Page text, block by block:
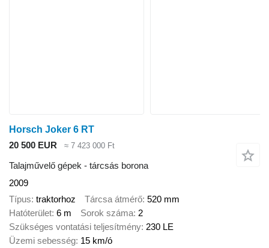
Horsch Joker 6 RT
20 500 EUR
≈ 7 423 000 Ft
Talajművelő gépek - tárcsás borona
2009
Típus traktorhoz Tárcsa átmérő 520 mm
Hatóterület 6 m Sorok száma 2
Szükséges vontatási teljesítmény 230 LE
Üzemi sebesség 15 km/ó